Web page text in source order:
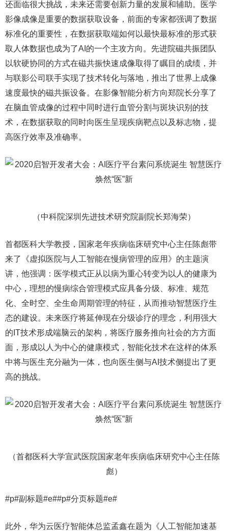
还面临很大挑战，未来还需要创新力量的发展和辅助。医学
影像成像是重要的数据获取设备，前面的专家都强调了数据
标准化的重要性，在数据获取端如何以最快最标准的形式获
取人体数据也成为了AI的一个主攻方向。先进院磁共振团队
以软硬协同的方式在磁共振快速成像取得了瞩目的成绩，并
与联影公司联手实现了技术转化与落地，推出了世界上成像
速度最快的磁共振设备。在影像智能分析方向郑院长分享了
在脑血管成像的过程中同时进行血管分割与斑块识别的技
术，在数据获取的同时向医生呈现疾病靶点以及标志物，提
高医疗效率及准确率。
（中科院深圳先进技术研究院副院长郑海荣）
首都医科大学教授，国家老年疾病临床研究中心主任陈彪带
来了《虚拟医院与人工智能在慢病管理的应用》的主题演
讲，他强调：医学模式正从以病为重心转变为以人的健康为
中心，理想的慢病综合管理模式应具备分级、标准、规范
化、全时空、全生命周期管理的特征，从而推动智慧医疗生
态的建设。未来医疗将延伸现在分级诊疗的理念，利用强大
的IT技术形成端脑云的架构，将医疗服务推向社会的方方面
面，形成以人为中心的健康模式，智能化技术在这样的体系
中将与医生充分融为一体，也向医生侧与AI技术侧提出了更
高的挑战。
（首都医科大学宣武医院国家老年疾病临床研究中心主任陈
彪）
#p#副标题#e##p#分页标题#e#
此外，华为云医疗智能体总监孟鑫在题为《人工智能加速基